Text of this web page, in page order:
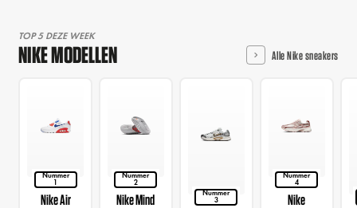
TOP 5 DEZE WEEK
NIKE MODELLEN Alle Nike sneakers
Nummer
1
Nike Air
Nummer
2
Nike Mind
Nummer
3
Nummer
4
Nike